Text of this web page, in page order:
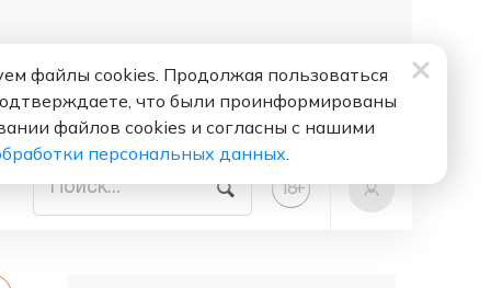
18+
файлы cookies. Продолжая пользоваться
что были проинформированы
файлов cookies и согласны с нашими
персональных данных.